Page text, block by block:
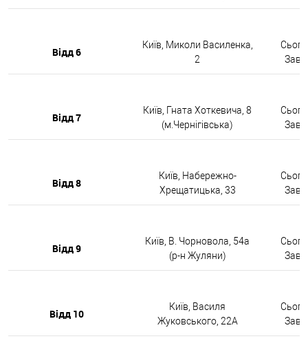
Відд 6
Київ, Миколи Василенка,
2
Відд 7
Київ, Гната Хоткевича, 8
(м.Чернігівська)
Відд 8
Київ, Набережно-
Хрещатицька, 33
Відд 9
Київ, В. Чорновола, 54а
(р-н Жуляни)
Відд 10
Київ, Василя
Жуковського, 22А